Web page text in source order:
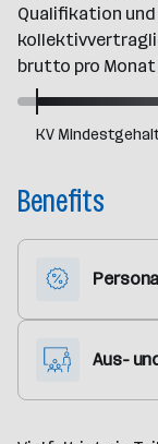
Qualifikation
brutto pro Monat
KV
Benefits
Aus-